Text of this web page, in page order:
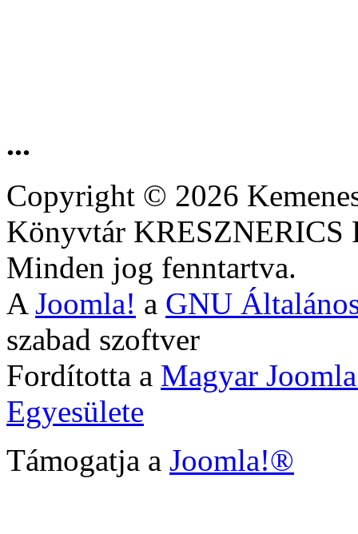
...
Copyright © 2026
Könyvtár
Minden jog fenntartva.
A Joomla! a GNU
szabad szoftver
Fordította a Magyar
Egyesülete
Támogatja a Joomla!®